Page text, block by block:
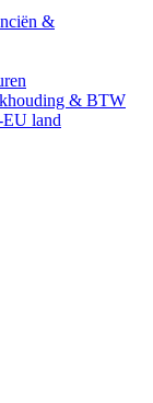
&
& BTW
EU land